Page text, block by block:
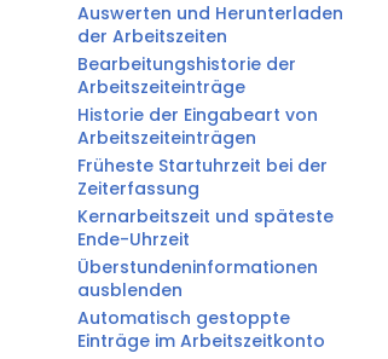
Auswerten und Herunterladen
der Arbeitszeiten
Bearbeitungshistorie der
Arbeitszeiteinträge
Historie der Eingabeart von
Arbeitszeiteinträgen
Früheste Startuhrzeit bei der
Zeiterfassung
Kernarbeitszeit und späteste
Ende-Uhrzeit
Überstundeninformationen
ausblenden
Automatisch gestoppte
Einträge im Arbeitszeitkonto